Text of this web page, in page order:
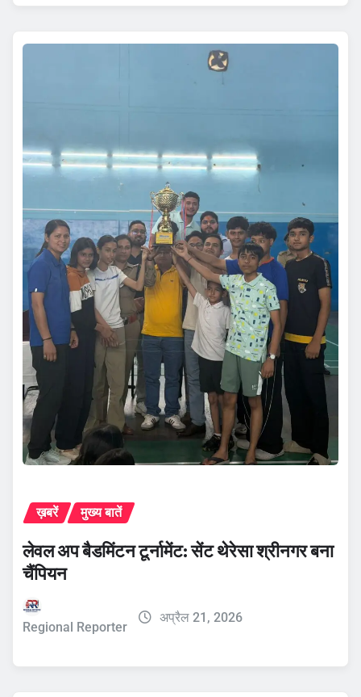
ख़बरें मुख्य बातें
लेवल अप बैडमिंटन टूर्नामेंट: सेंट थेरेसा श्रीनगर बना
चैंपियन
Regional Reporter
अप्रैल 21, 2026